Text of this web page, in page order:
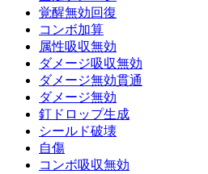
覚醒無効回復
コンボ加算
属性吸収無効
ダメージ吸収無効
ダメージ無効貫通
ダメージ無効
釘ドロップ生成
シールド破壊
自傷
コンボ吸収無効